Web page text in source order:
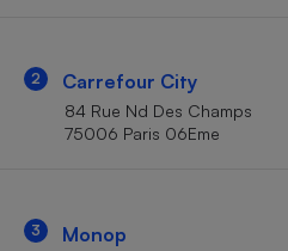
2 Carrefour City
84 Rue Nd Des Champs
75006 Paris 06Eme
3 Monop